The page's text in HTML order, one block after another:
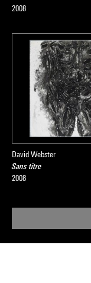
2008
David Webster
Sans titre
2008